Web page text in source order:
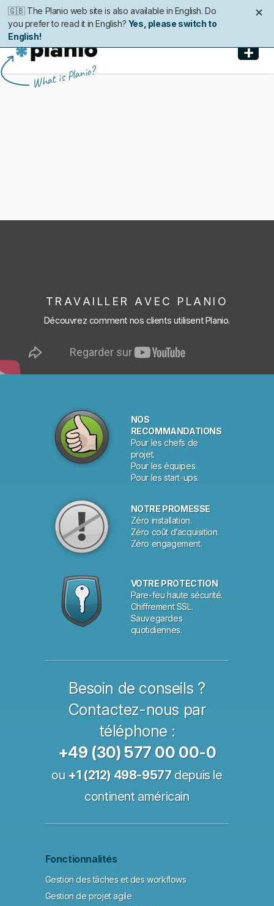
🇬🇧 The Planio web site is also available in English. Do
you prefer to read it in English? Yes, please switch to
English!
✕
🇩🇪 Die Planio-Webseite gibt es auch auf Deutsch.
Möchten Sie lieber auf Deutsch weiterlesen?Ja, bitte zu
Deutsch wechseln!
✕
🇯🇵 Planioのwebサイトは日本語にも対応しています。日
本語での表示がお好みですか?日本語に切り替え!
✕
🇫🇷 Ce site web est disponible en français. Préférez-
vous le lire en français ?Oui, passer à la version
française !
✕
What is Planio?
Planio
+
TRAVAILLER AVEC PLANIO
Découvrez comment nos clients utilisent Planio.
NOS
RECOMMANDATIONS
Pour les chefs de
projet.
Pour les équipes.
Pour les start-ups.
NOTRE PROMESSE
Zéro installation.
Zéro coût d’acquisition.
Zéro engagement.
VOTRE PROTECTION
Pare-feu haute sécurité.
Chiffrement SSL.
Sauvegardes
quotidiennes.
Besoin de conseils ?
Contactez-nous par
téléphone :
+49 (30) 577 00 00-0
ou +1 (212) 498-9577depuis le
continent américain
Fonctionnalités
Gestion des tâches et des workflows
Gestion de projet agile